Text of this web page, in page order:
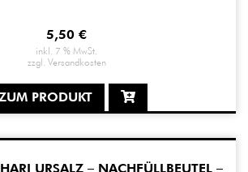
5,50 €
inkl. 7 % MwSt.
zzgl. Versandkosten
PRODUKT
URSALZ – NACHFÜLLBEUTEL –